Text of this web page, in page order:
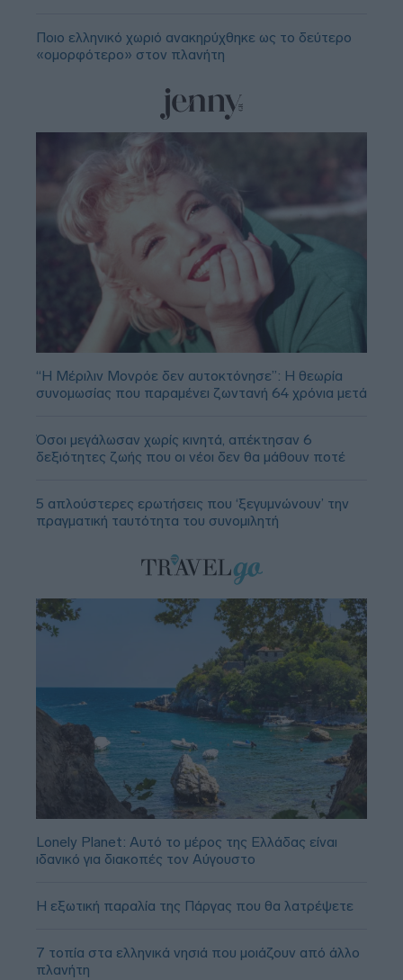
Ποιο ελληνικό χωριό ανακηρύχθηκε ως το δεύτερο
«ομορφότερο» στον πλανήτη
“Η Μέριλιν Μονρόε δεν αυτοκτόνησε”: Η θεωρία
συνομωσίας που παραμένει ζωντανή 64 χρόνια μετά
Όσοι μεγάλωσαν χωρίς κινητά, απέκτησαν 6
δεξιότητες ζωής που οι νέοι δεν θα μάθουν ποτέ
5 απλούστερες ερωτήσεις που ‘ξεγυμνώνουν’ την
πραγματική ταυτότητα του συνομιλητή
Lonely Planet: Αυτό το μέρος της Ελλάδας είναι
ιδανικό για διακοπές τον Αύγουστο
Η εξωτική παραλία της Πάργας που θα λατρέψετε
7 τοπία στα ελληνικά νησιά που μοιάζουν από άλλο
πλανήτη